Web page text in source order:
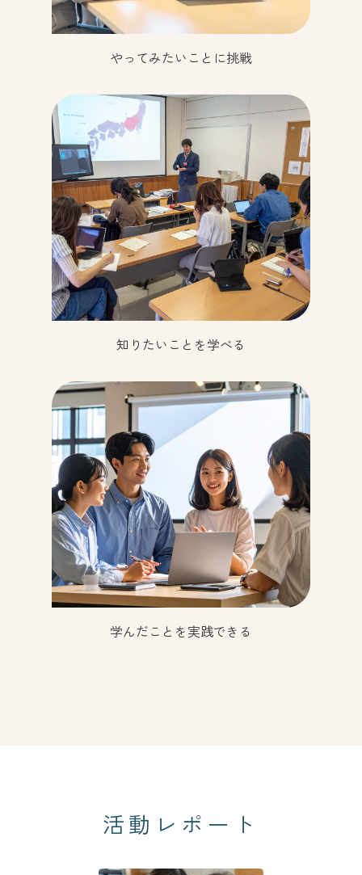
やってみたいことに挑戦
知りたいことを学べる
学んだことを実践できる
活動レポート